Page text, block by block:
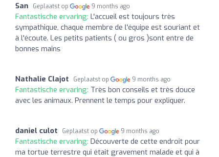
San Geplaatst op 9 months ago
Fantastische ervaring: L'accueil est toujours très
sympathique, chaque membre de l'équipe est souriant et
à l'écoute. Les petits patients ( ou gros )sont entre de
bonnes mains
Nathalie Clajot Geplaatst op 9 months ago
Fantastische ervaring: Très bon conseils et très douce
avec les animaux. Prennent le temps pour expliquer.
daniel culot Geplaatst op 9 months ago
Fantastische ervaring: Découverte de cette endroit pour
ma tortue terrestre qui était gravement malade et qui à